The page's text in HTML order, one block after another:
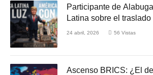
Participante de
Latina sobre el
24 abril, 2026 56 Vistas
Ascenso BRICS: ¿El